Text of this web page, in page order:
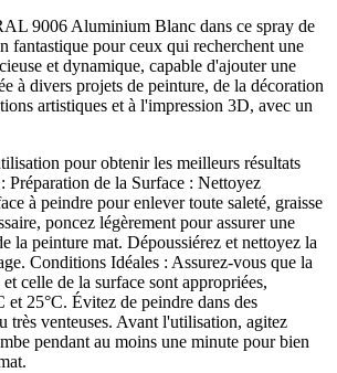
9006 Aluminium Blanc dans ce spray de
fantastique pour ceux qui recherchent une
et dynamique, capable d'ajouter une
à divers projets de peinture, de la décoration
artistiques et à l'impression 3D, avec un
pour obtenir les meilleurs résultats
Préparation de la Surface : Nettoyez
à peindre pour enlever toute saleté, graisse
poncez légèrement pour assurer une
la peinture mat. Dépoussiérez et nettoyez la
Conditions Idéales : Assurez-vous que la
celle de la surface sont appropriées,
et 25°C. Évitez de peindre dans des
très venteuses. Avant l'utilisation, agitez
pendant au moins une minute pour bien